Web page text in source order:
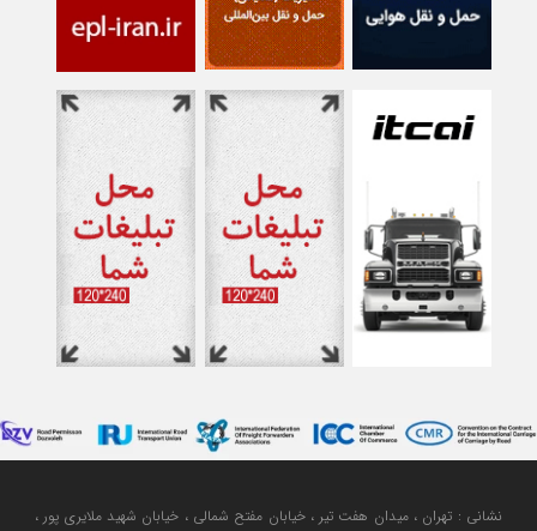
نشانی : تهران ، میدان هفت تیر ، خیابان مفتح شمالی ، خیابان شهید ملایری پور ،